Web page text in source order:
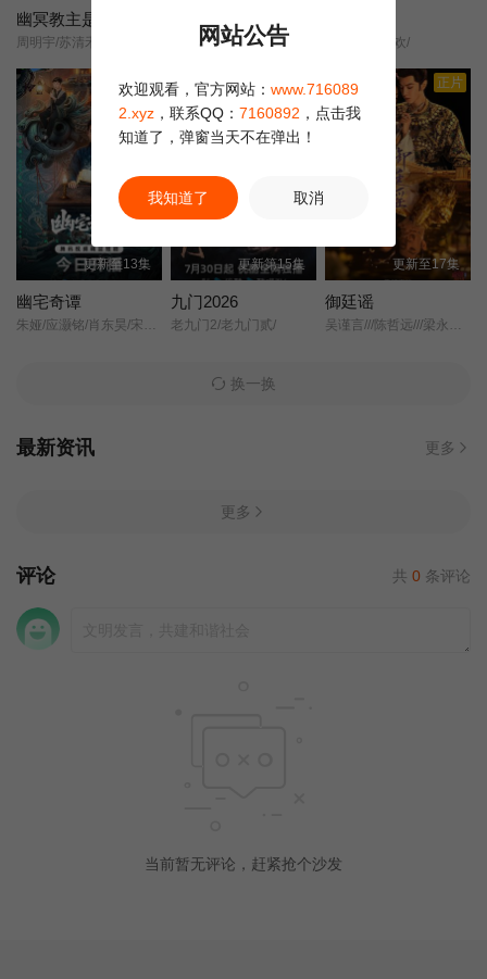
第22集 第23集 第24集
第25集 第26集 第27集
第28集 第30集
第31集 第33集
幽冥教主是公主
周明宇/苏清禾/
凛冬下的罪恶
夜色暗香/惊欢/
正片
更新至13集
幽宅奇谭
正片
更新第15集
九门2026
老九门2/老九门贰/
正片
更新至17集
御廷谣
换一换
最新资讯 更多
更多
评论 共 0 条评论
当前暂无评论，赶紧抢个沙发
网站公告
欢迎观看，官方网站： www.716089
2.xyz ，联系QQ： 7160892 ，点击我
知道了，弹窗当天不在弹出！
我知道了 取消